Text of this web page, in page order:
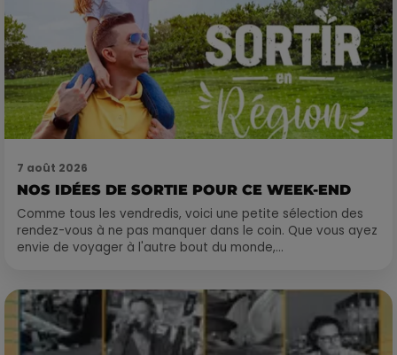
7 août 2026
NOS IDÉES DE SORTIE POUR CE WEEK-END
Comme tous les vendredis, voici une petite sélection des
rendez-vous à ne pas manquer dans le coin. Que vous ayez
envie de voyager à l'autre bout du monde,...